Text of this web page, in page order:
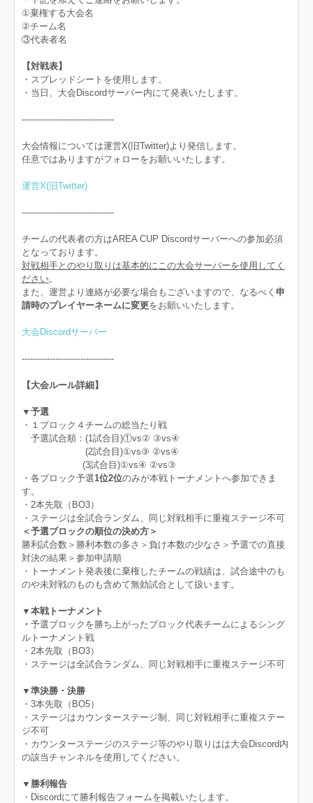
①棄権する大会名
②チーム名
③代表者名
【対戦表】
・スプレッドシートを使用します。
・当日、大会Discordサーバー内にて発表いたします。
---------------------------------
大会情報については運営X(旧Twitter)より発信します。
任意ではありますがフォローをお願いいたします。
運営X(旧Twitter)
---------------------------------
チームの代表者の方はAREA CUP Discordサーバーへの参加必須
となっております。
対戦相手とのやり取りは基本的にこの大会サーバーを使用してく
ださい。
また、運営より連絡が必要な場合もございますので、なるべく 申
請時のプレイヤーネームに変更をお願いいたします。
大会Discordサーバー
---------------------------------
【大会ルール詳細】
▼予選
・１ブロック４チームの総当たり戦
予選試合順：(1試合目)①vs② ③vs④
(2試合目)①vs③ ②vs④
(3試合目)①vs④ ②vs③
・各ブロック予選1位2位のみが本戦トーナメントへ参加できま
す。
・2本先取（BO3）
・ステージは全試合ランダム、同じ対戦相手に重複ステージ不可
＜予選ブロックの順位の決め方＞
勝利試合数＞勝利本数の多さ＞負け本数の少なさ＞予選での直接
対決の結果＞参加申請順
・トーナメント発表後に棄権したチームの戦績は、試合途中のも
のや未対戦のものも含めて無効試合として扱います。
▼本戦トーナメント
・ 予選ブロックを勝ち上がったブロック代表チームによるシング
ルトーナメント戦
・2本先取（BO3）
・ステージは全試合ランダム、同じ対戦相手に重複ステージ不可
▼準決勝・決勝
・3本先取（BO5）
・ステージはカウンターステージ制、同じ対戦相手に重複ステー
ジ不可
・カウンターステージのステージ等のやり取りはは大会Discord内
の該当チャンネルを使用してください。
▼勝利報告
・Discordにて勝利報告フォームを掲載いたします。